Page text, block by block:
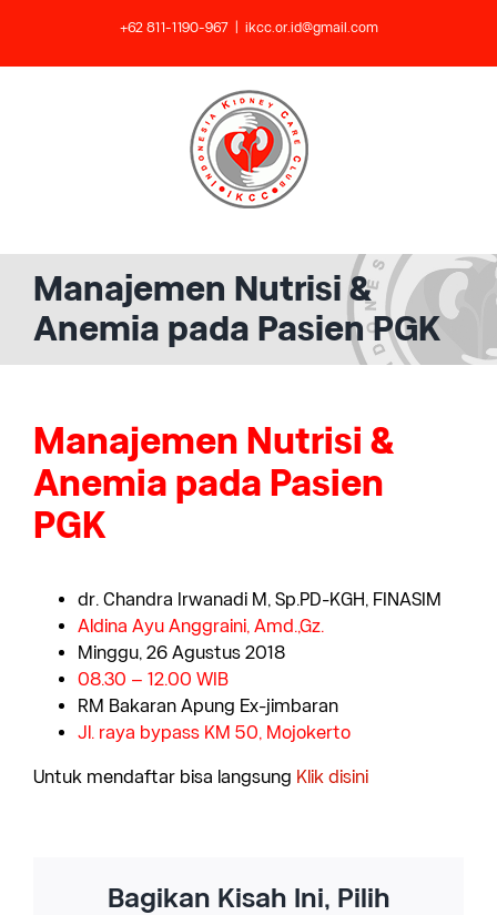
content
+62 811-1190-967 ikcc.or.id@gmail.com
Manajemen Nutrisi &
Anemia pada Pasien PGK
Manajemen Nutrisi &
Anemia pada Pasien
PGK
dr. Chandra Irwanadi M, Sp.PD-KGH, FINASIM
Aldina Ayu Anggraini, Amd.,Gz.
Minggu, 26 Agustus 2018
08.30 – 12.00 WIB
RM Bakaran Apung Ex-jimbaran
Jl. raya bypass KM 50, Mojokerto
Untuk mendaftar bisa langsung Klik disini
Bagikan Kisah Ini, Pilih